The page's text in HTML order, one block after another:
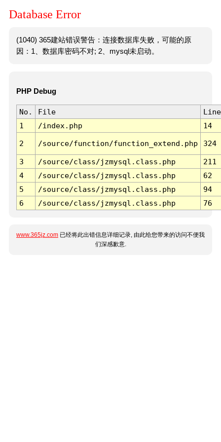
Database Error
(1040) 365建站错误警告：连接数据库失败，可能的原
因：1、数据库密码不对; 2、mysql未启动。
PHP Debug
No. File
Line
1
/index.php 14
2 /source/function/function_extend.php 324
3 /source/class/jzmysql.class.php
211
4
/source/class/jzmysql.class.php
62
5
/source/class/jzmysql.class.php
94
6
/source/class/jzmysql.class.php 76
www.365jz.com 已经将此出错信息详细记录, 由此给您带来的访问不便我
们深感歉意.